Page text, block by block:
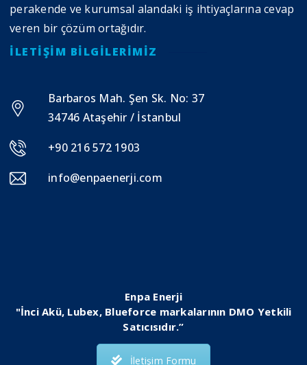
perakende ve kurumsal alandaki iş ihtiyaçlarına cevap
veren bir çözüm ortağıdır.
İLETIŞIM BILGILERIMIZ
Barbaros Mah. Şen Sk. No: 37
34746 Ataşehir / İstanbul
+90 216 572 1903
info@enpaenerji.com
Enpa Enerji
"İnci Akü, Lubex, Blueforce markalarının DMO Yetkili
Satıcısıdır.”
İletişim Formu